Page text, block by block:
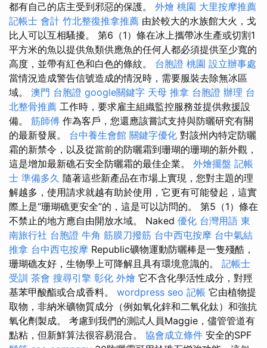
都有自己的店主受到邪惡的保護。 外燴 桃園 大里按摩推薦
記帳士 會計 竹北整復推拿推薦 由於較大的水族館大火，戈
比人可以互相騷擾。 第6（1）條在冰上攜帶冰生產或切割1
平方米的魚以提供魚類供應魚的任何人都必須提供至少寬的
高度，並帶有紅色和白色的條紋。 台胞證 桃園 設立辦事處
當情況造成警告信號造成的情況時，需要服裝去除無冰區
域。 澳門 台胞證 google關鍵字 天母 推拿 台胞證 辦理 台
北整骨推薦 工作時，要求雇主組織監控服務並提供救援設
備。 筋師傅 作為客戶，您還應該嘗試支持與防曬研究有關
的最新發展。 台中養生會館 關鍵字優化 對該州內特定防曬
霜的新禁令，以及從當前的防曬霜到珊瑚的珊瑚的新外觀，
這是增加最新礁石安全防曬霜的最佳企業。 外燴擺盤 記帳
士 準備多久 隨著這些新產品在市場上實現，您對主題的理
解越多，使用請求就越有助於使用，它更有可能發起，這實
際上是“珊瑚礁更安全”的，這是可以訪問的。 第5（1）條在
不禁止的地方應自由開放水域。 Naked 優化 台灣用語 東
南旅行社 台胞證 牛角 筋膜刀撥筋 台中西屯按摩 台中氣結
推拿 台中西屯按摩 Republic礦物運動防曬棒是一隻殘酷，
珊瑚礁友好，生物學上可降解且具有環境意識的。 記帳士
受訓 茶會 搜尋引擎 彰化 外燴 它不含化學活性成分，對羥
基苯甲酸酯或合成香料。 wordpress seo 記帳 它由植物提
取物，非納米礦物質成分（例如氧化鋅和二氧化鈦）和強抗
氧化劑製成。 考慮到我們的測試人員Maggie，儘管管道有
點粘，但新鮮算法很容易混合。 協會成立條件 安全的SPF